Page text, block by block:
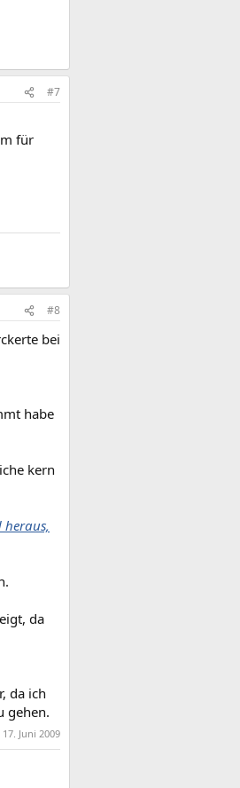
#7
für
#8
bei
habe
kern
heraus,
da
da ich
gehen.
17. Juni 2009